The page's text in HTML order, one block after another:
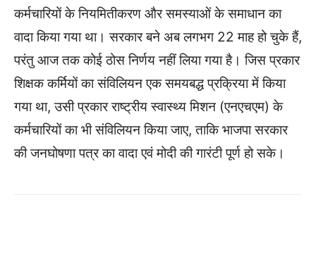
कर्मचारियों के नियमितीकरण और समस्याओं के समाधान का
वादा किया गया था। सरकार बने अब लगभग 22 माह हो चुके हैं,
परंतु आज तक कोई ठोस निर्णय नहीं लिया गया है। जिस प्रकार
शिक्षक कर्मियों का संविलियन एक समयबद्ध प्रक्रिया में किया
गया था, उसी प्रकार राष्ट्रीय स्वास्थ्य मिशन (एनएचएम) के
कर्मचारियों का भी संविलियन किया जाए, ताकि भाजपा सरकार
की जनघोषणा पत्र का वादा एवं मोदी की गारंटी पूर्ण हो सके।